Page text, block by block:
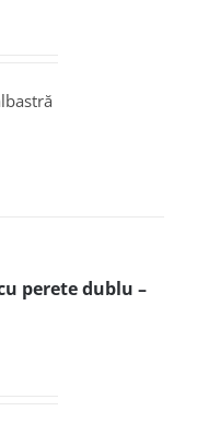
perete dublu –